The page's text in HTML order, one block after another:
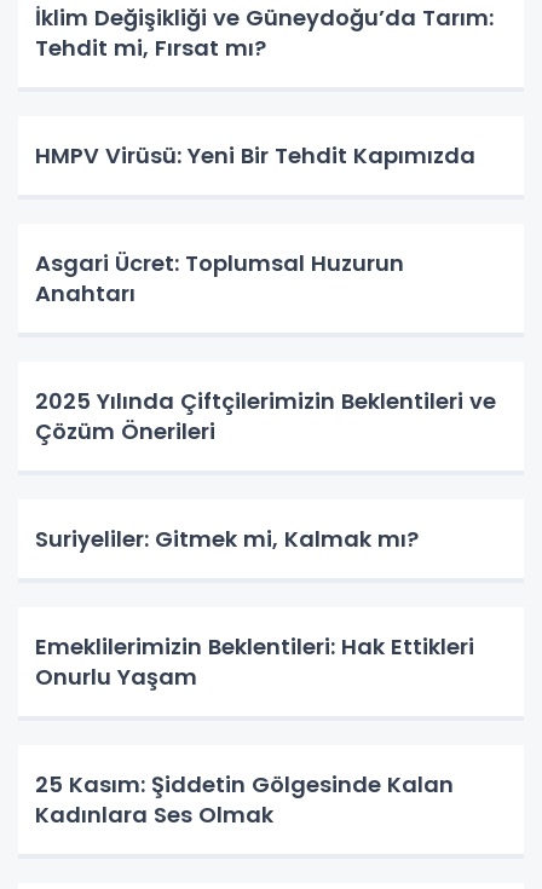
İklim Değişikliği ve Güneydoğu’da Tarım:
Tehdit mi, Fırsat mı?
HMPV Virüsü: Yeni Bir Tehdit Kapımızda
Asgari Ücret: Toplumsal Huzurun
Anahtarı
2025 Yılında Çiftçilerimizin Beklentileri ve
Çözüm Önerileri
Suriyeliler: Gitmek mi, Kalmak mı?
Emeklilerimizin Beklentileri: Hak Ettikleri
Onurlu Yaşam
25 Kasım: Şiddetin Gölgesinde Kalan
Kadınlara Ses Olmak